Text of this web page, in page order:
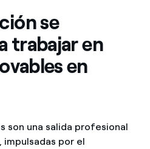
más te conviene
de empresa y ahorra
de Endesa?
se
trabajar en
en
son una salida profesional
impulsadas por el